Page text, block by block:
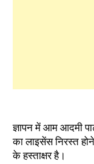
ज्ञापन में आम आदमी
का लाइसेंस निरस्त
के हस्ताक्षर है।